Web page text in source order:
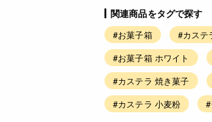
関連商品をタグで探す
#お菓子箱 #カステ
#お菓子箱 ホワイト
#カステラ 焼き菓子
#カステラ 小麦粉